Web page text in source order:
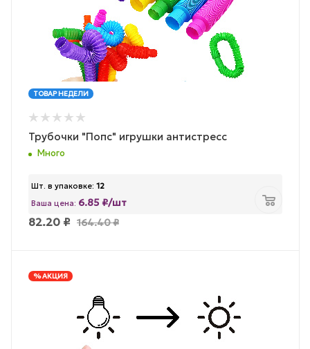
ТОВАР НЕДЕЛИ
Трубочки "Попс" игрушки антистресс
Много
Шт. в упаковке: 12
Ваша цена: 6.85 ₽/шт
82.20 ₽ 164.40₽
% АКЦИЯ